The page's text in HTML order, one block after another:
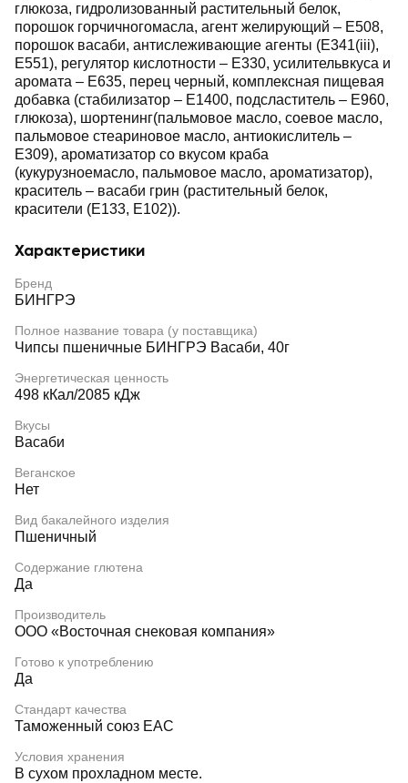
глюкоза, гидролизованный растительный белок,
порошок горчичногомасла, агент желирующий – Е508,
порошок васаби, антислеживающие агенты (Е341(iii),
Е551), регулятор кислотности – Е330, усилительвкуса и
аромата – Е635, перец черный, комплексная пищевая
добавка (стабилизатор – Е1400, подсластитель – Е960,
глюкоза), шортенинг(пальмовое масло, соевое масло,
пальмовое стеариновое масло, антиокислитель –
Е309), ароматизатор со вкусом краба
(кукурузноемасло, пальмовое масло, ароматизатор),
краситель – васаби грин (растительный белок,
красители (Е133, Е102)).
Характеристики
Бренд
БИНГРЭ
Полное название товара (у поставщика)
Чипсы пшеничные БИНГРЭ Васаби, 40г
Энергетическая ценность
498 кКал/2085 кДж
Вкусы
Васаби
Веганское
Нет
Вид бакалейного изделия
Пшеничный
Содержание глютена
Да
Производитель
ООО «Восточная снековая компания»
Готово к употреблению
Да
Стандарт качества
Таможенный союз EAC
Условия хранения
В сухом прохладном месте.